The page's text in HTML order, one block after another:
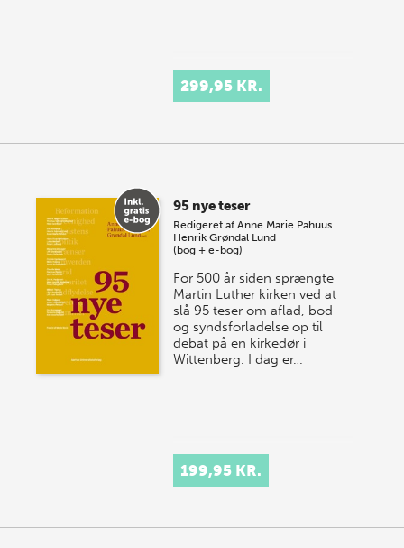
299,95 KR.
95 nye teser
Redigeret afAnne Marie Pahuus
Henrik Grøndal Lund
(bog + e-bog)
For 500 år siden sprængte
Martin Luther kirken ved at
slå 95 teser om aflad, bod
og syndsforladelse op til
debat på en kirkedør i
Wittenberg. I dag er…
199,95 KR.